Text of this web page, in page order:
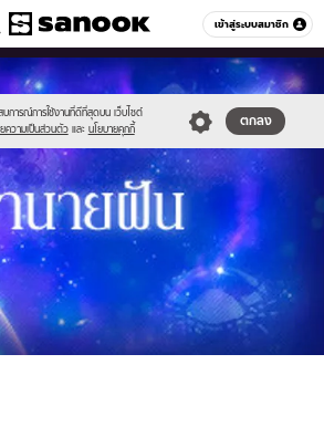
เข้าสู่ระบบสมาชิก
หมวดอื่นๆ
บการณ์การใช้งานที่ดีที่สุดบน เว็บไซต์
ความเป็นส่วนตัว และ นโยบายคุกกี้
ตกลง
logo-
5877/g_300x200.jpg